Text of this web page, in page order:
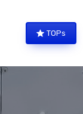
TOPs